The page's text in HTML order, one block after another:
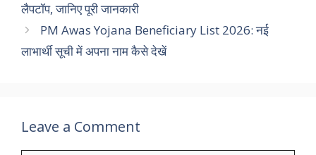
लैपटॉप, जानिए पूरी जानकारी
PM Awas Yojana Beneficiary List 2026: नई
लाभार्थी सूची में अपना नाम कैसे देखें
Leave a Comment